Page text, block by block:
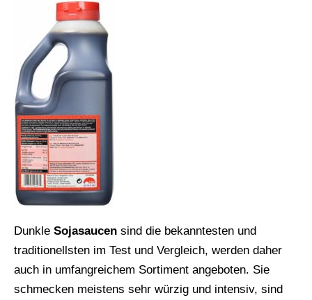
Dunkle Sojasaucen sind die bekanntesten und
traditionellsten im Test und Vergleich, werden daher
auch in umfangreichem Sortiment angeboten. Sie
schmecken meistens sehr würzig und intensiv, sind